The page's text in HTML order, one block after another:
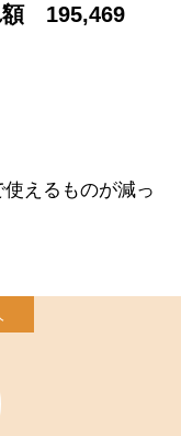
195,469
えるものが減っ